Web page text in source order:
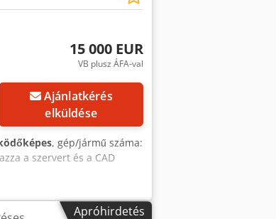
15 000 EUR
VB plusz ÁFA-val
Ajánlatkérés
elküldése
, gép/jármű száma:
a szervert és a CAD
Apróhirdetés